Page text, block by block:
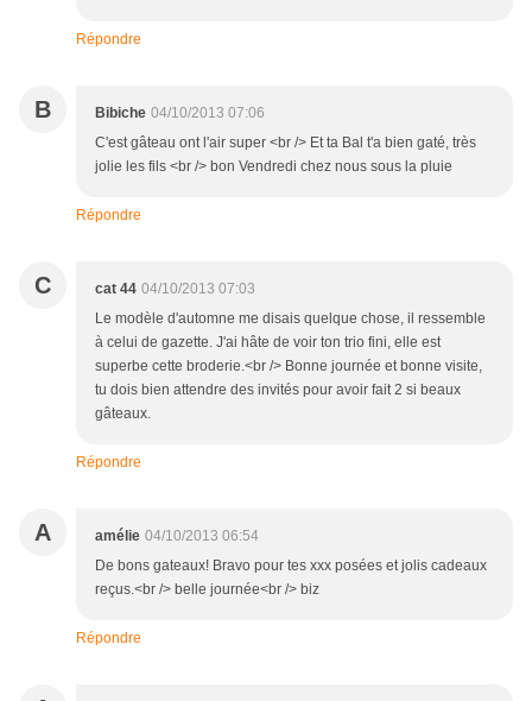
Répondre
B Bibiche 04/10/2013 07:06
C'est gâteau ont l'air super <br /> Et ta Bal t'a bien gaté, très
jolie les fils <br /> bon Vendredi chez nous sous la pluie
Répondre
C cat 44 04/10/2013 07:03
Le modèle d'automne me disais quelque chose, il ressemble
à celui de gazette. J'ai hâte de voir ton trio fini, elle est
superbe cette broderie.<br /> Bonne journée et bonne visite,
tu dois bien attendre des invités pour avoir fait 2 si beaux
gâteaux.
Répondre
A amélie 04/10/2013 06:54
De bons gateaux! Bravo pour tes xxx posées et jolis cadeaux
reçus.<br /> belle journée<br /> biz
Répondre